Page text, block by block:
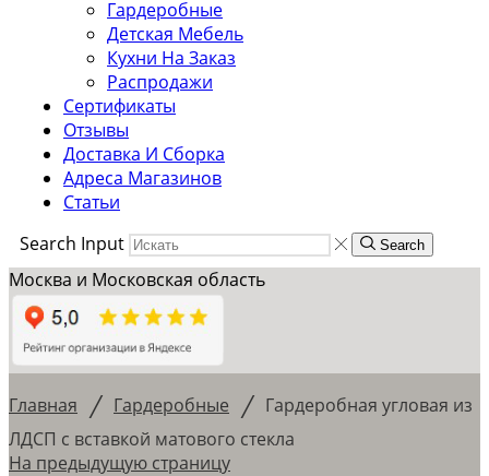
Гардеробные
Детская Мебель
Кухни На Заказ
Распродажи
Сертификаты
Отзывы
Доставка И Сборка
Адреса Магазинов
Статьи
Search Input
Search
Москва и Московская область
Главная / Гардеробные / Гардеробная угловая из
ЛДСП с вставкой матового стекла
На предыдущую страницу